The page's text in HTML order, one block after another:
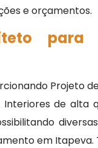
e orçamentos.
para
Projeto
Interiores de
em Itapeva.